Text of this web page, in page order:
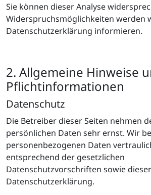
Sie können dieser Analyse
Widerspruchsmöglichkeiten werden
Datenschutzerklärung informieren.
2. Allgemeine Hinweise
Pflichtinformationen
Datenschutz
Die Betreiber dieser Seiten nehmen
persönlichen Daten sehr ernst. Wir
personenbezogenen Daten
entsprechend der gesetzlichen
Datenschutzvorschriften sowie dieser
Datenschutzerklärung.